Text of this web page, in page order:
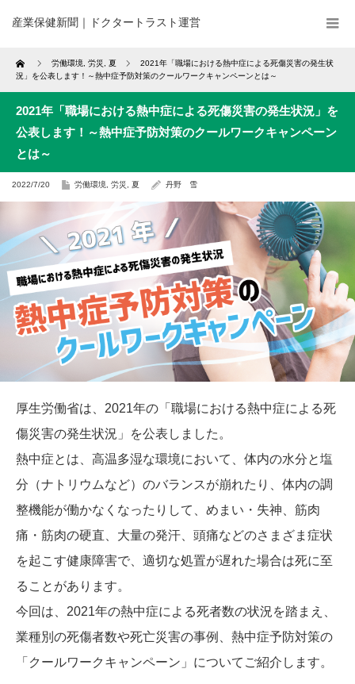
産業保健新聞｜ドクタートラスト運営
Home 労働環境 労災 夏
2021年「職場における熱中症による死傷災害の発生状
況」を公表します！～熱中症予防対策のクールワークキャンペーンとは～
2021年「職場における熱中症による死傷災害の発生状況」を
公表します！～熱中症予防対策のクールワークキャンペーン
とは～
2022/7/20 労働環境 労災 夏 丹野 雪
厚生労働省は、2021年の「職場における熱中症による死
傷災害の発生状況」を公表しました。
熱中症とは、高温多湿な環境において、体内の水分と塩
分（ナトリウムなど）のバランスが崩れたり、体内の調
整機能が働かなくなったりして、めまい・失神、筋肉
痛・筋肉の硬直、大量の発汗、頭痛などのさまざま症状
を起こす健康障害で、適切な処置が遅れた場合は死に至
ることがあります。
今回は、2021年の熱中症による死者数の状況を踏まえ、
業種別の死傷者数や死亡災害の事例、熱中症予防対策の
「クールワークキャンペーン」についてご紹介します。